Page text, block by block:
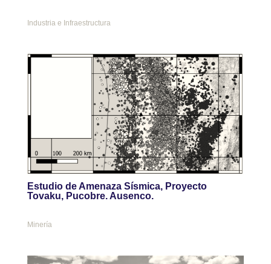
Industria e Infraestructura
Estudio de Amenaza Sísmica, Proyecto
Tovaku, Pucobre. Ausenco.
Minería